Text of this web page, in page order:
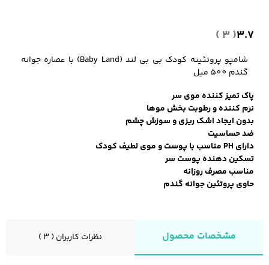
3.7
( 3 )
شامپو پروتئینه کودک بی‌ بی‌ لند (Baby Land) با عصاره جوانه
گندم 500 میل
پاک تمیز کننده موی سر
نرم کننده و رطوبت بخش موها
بدون ایجاد اشک ریزی و سوزش چشم
ضد حساسیت
دارای PH مناسب با پوست و موی لطیف کودک
تسکین دهنده پوست سر
مناسب مصرف روزانه
حاوی پروتئین جوانه گندم
مشخصات محصول نظرات کاربران ( 3 )